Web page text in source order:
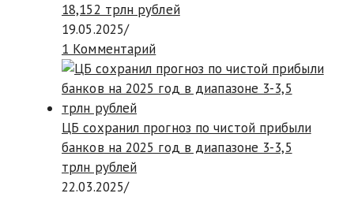
18,152 трлн рублей
19.05.2025/
1 Комментарий
ЦБ сохранил прогноз по чистой прибыли
банков на 2025 год в диапазоне 3-3,5
трлн рублей
22.03.2025/